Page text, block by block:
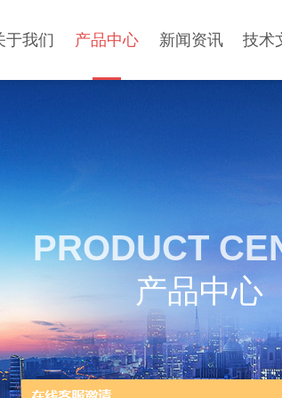
于我们 产品中心 新闻资讯 技术
PRODUCT
产品中心